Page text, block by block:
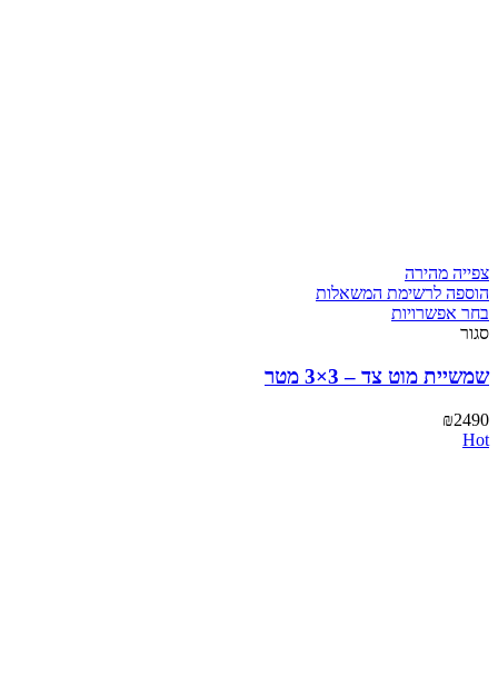
צפייה מהירה
הוספה לרשימת המשאלות
בחר אפשרויות
סגור
שמשיית מוט צד – 3×3 מטר
₪2490
Hot